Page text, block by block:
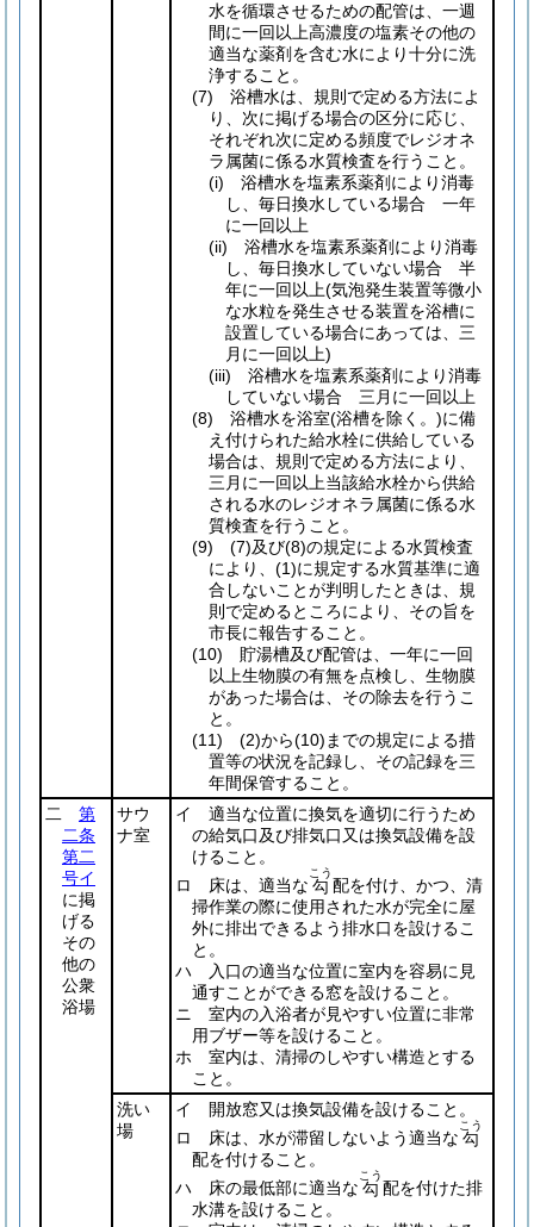
水を循環させるための配管は、一週
間に一回以上高濃度の塩素その他の
適当な薬剤を含む水により十分に洗
浄すること。
(7) 浴槽水は、規則で定める方法によ
り、次に掲げる場合の区分に応じ、
それぞれ次に定める頻度でレジオネ
ラ属菌に係る水質検査を行うこと。
(i) 浴槽水を塩素系薬剤により消毒
し、毎日換水している場合 一年
に一回以上
(ii) 浴槽水を塩素系薬剤により消毒
し、毎日換水していない場合 半
年に一回以上(気泡発生装置等微小
な水粒を発生させる装置を浴槽に
設置している場合にあっては、三
月に一回以上)
(iii) 浴槽水を塩素系薬剤により消毒
していない場合 三月に一回以上
(8) 浴槽水を浴室(浴槽を除く。)に備
え付けられた給水栓に供給している
場合は、規則で定める方法により、
三月に一回以上当該給水栓から供給
される水のレジオネラ属菌に係る水
質検査を行うこと。
(9)
(7)及び(8)の規定による水質検査
により、 (1)に規定する水質基準に適
合しないことが判明したときは、規
則で定めるところにより、その旨を
市長に報告すること。
(10) 貯湯槽及び配管は、一年に一回
以上生物膜の有無を点検し、生物膜
があった場合は、その除去を行うこ
と。
(11)
(2)から(10) までの規定による措
置等の状況を記録し、その記録を三
年間保管すること。
二 第
二条
第二
号イ
に掲
げる
その
他の
公衆
浴場
サウ
ナ室
イ 適当な位置に換気を適切に行うため
の給気口及び排気口又は換気設備を設
けること。
ロ 床は、適当な 勾
こう
配を付け、かつ、清
掃作業の際に使用された水が完全に屋
外に排出できるよう排水口を設けるこ
と。
ハ 入口の適当な位置に室内を容易に見
通すことができる窓を設けること。
ニ 室内の入浴者が見やすい位置に非常
用ブザー等を設けること。
ホ 室内は、清掃のしやすい構造とする
こと。
洗い
場
イ 開放窓又は換気設備を設けること。
ロ 床は、水が滞留しないよう適当な 勾
こう
配を付けること。
ハ 床の最低部に適当な 勾
こう
配を付けた排
水溝を設けること。